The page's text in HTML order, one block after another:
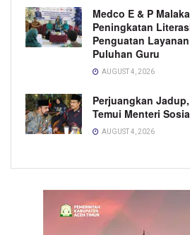
Medco E & P
Peningkatan
Penguatan
Puluhan Guru
AUGUST 4, 2026
Perjuangkan
Temui Menteri
AUGUST 4, 2026